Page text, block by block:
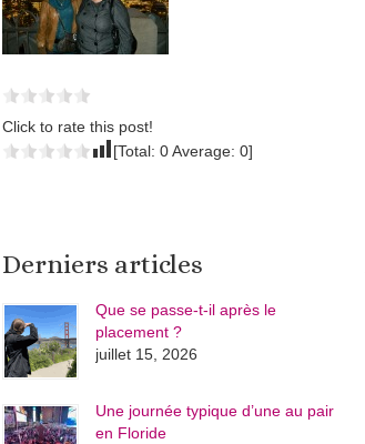
Click to rate this post!
[Total: 0Average: 0]
Derniers articles
Que se passe-t-il après le
placement ?
juillet 15, 2026
Une journée typique d’une au pair
en Floride